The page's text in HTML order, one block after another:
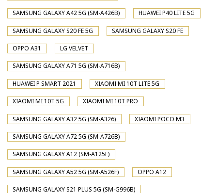
SAMSUNG GALAXY A42 5G (SM-A426B) HUAWEI P40 LITE 5G
SAMSUNG GALAXY S20 FE 5G SAMSUNG GALAXY S20 FE
OPPO A31 LG VELVET
SAMSUNG GALAXY A71 5G (SM-A716B)
HUAWEI P SMART 2021 XIAOMI MI 10T LITE 5G
XIAOMI MI 10T 5G XIAOMI MI 10T PRO
SAMSUNG GALAXY A32 5G (SM-A326) XIAOMI POCO M3
SAMSUNG GALAXY A72 5G (SM-A726B)
SAMSUNG GALAXY A12 (SM-A125F)
SAMSUNG GALAXY A52 5G (SM-A526F) OPPO A12
SAMSUNG GALAXY S21 PLUS 5G (SM-G996B)